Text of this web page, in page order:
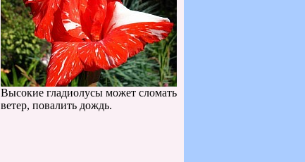
Высокие гладиолусы может сломать
ветер, повалить дождь.